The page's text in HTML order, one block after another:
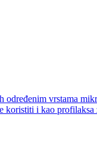
vrstama
i kao profilaksa